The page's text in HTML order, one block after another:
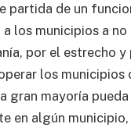
partida de un
los municipios a
por el estrecho
los municipios
gran mayoría
en algún